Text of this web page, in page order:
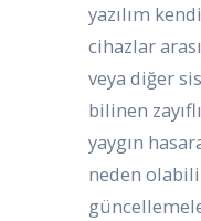
yazılım
cihazlar
veya diğer
bilinen
yaygın
neden